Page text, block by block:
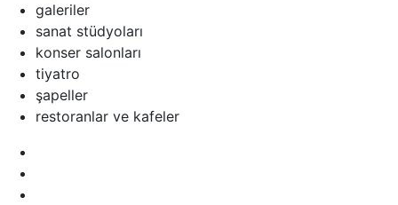
galeriler
sanat stüdyoları
konser salonları
tiyatro
şapeller
restoranlar ve kafeler